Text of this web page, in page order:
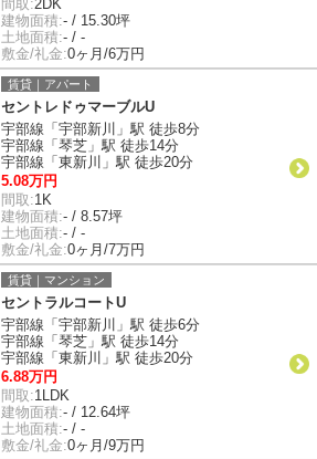
間取:2DK
建物面積:- / 15.30坪
土地面積:- / -
敷金/礼金:0ヶ月/6万円
賃貸｜アパート
セントレドゥマーブルU
宇部線「宇部新川」駅 徒歩8分
宇部線「琴芝」駅 徒歩14分
宇部線「東新川」駅 徒歩20分
5.08万円
間取:1K
建物面積:- / 8.57坪
土地面積:- / -
敷金/礼金:0ヶ月/7万円
賃貸｜マンション
セントラルコートU
宇部線「宇部新川」駅 徒歩6分
宇部線「琴芝」駅 徒歩14分
宇部線「東新川」駅 徒歩20分
6.88万円
間取:1LDK
建物面積:- / 12.64坪
土地面積:- / -
敷金/礼金:0ヶ月/9万円